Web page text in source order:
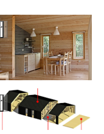
ДубльДом-40
ДубльДом-40